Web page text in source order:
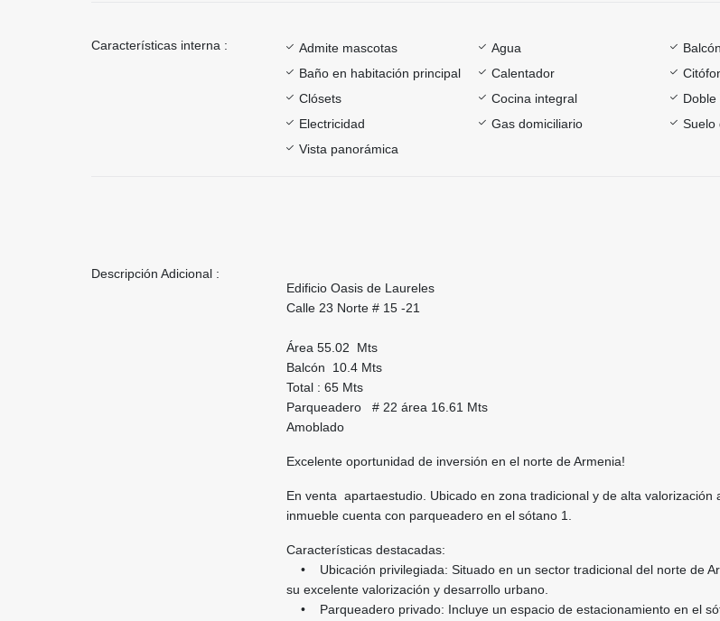
Características interna : Admite mascotas Agua
Balcón
Baño en habitación principal
Calentador
Clósets
Cocina integral
Doble
Electricidad
Gas domiciliario
Suelo
Vista panorámica
Descripción Adicional :
Edificio Oasis de Laureles
Calle 23 Norte # 15 -21
Área 55.02 Mts
Balcón 10.4 Mts
Total : 65 Mts
Parqueadero # 22 área 16.61 Mts
Amoblado
Excelente oportunidad de inversión en el norte de Armenia!
En venta apartaestudio. Ubicado en zona tradicional y de alta valorización
inmueble cuenta con parqueadero en el sótano 1.
Características destacadas:
• Ubicación privilegiada: Situado en un sector tradicional del norte de
su excelente valorización y desarrollo urbano.
• Parqueadero privado: Incluye un espacio de estacionamiento en el